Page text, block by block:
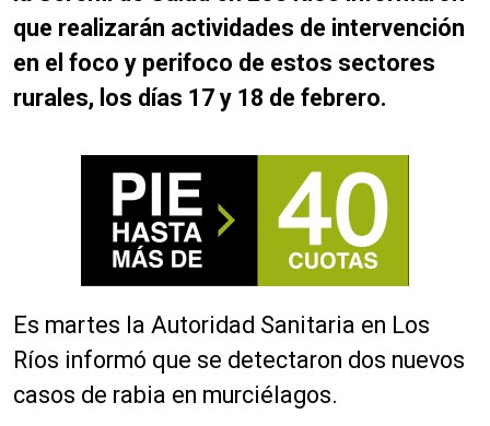
que realizarán actividades de intervención
en el foco y perifoco de estos sectores
rurales, los días 17 y 18 de febrero.
Es martes la Autoridad Sanitaria en Los
Ríos informó que se detectaron dos nuevos
casos de rabia en murciélagos.